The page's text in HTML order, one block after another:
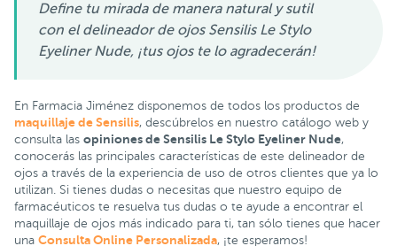
Define tu mirada de manera natural y sutil
con el delineador de ojos Sensilis Le Stylo
Eyeliner Nude, ¡tus ojos te lo agradecerán!
En Farmacia Jiménez disponemos de todos los productos de
maquillaje de Sensilis, descúbrelos en nuestro catálogo web y
consulta las opiniones de Sensilis Le Stylo Eyeliner Nude,
conocerás las principales características de este delineador de
ojos a través de la experiencia de uso de otros clientes que ya lo
utilizan. Si tienes dudas o necesitas que nuestro equipo de
farmacéuticos te resuelva tus dudas o te ayude a encontrar el
maquillaje de ojos más indicado para ti, tan sólo tienes que hacer
una Consulta Online Personalizada, ¡te esperamos!